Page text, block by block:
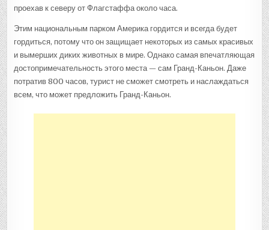
проехав к северу от Флагстаффа около часа.
Этим национальным парком Америка гордится и всегда будет
гордиться, потому что он защищает некоторых из самых красивых
и вымерших диких животных в мире. Однако самая впечатляющая
достопримечательность этого места — сам Гранд-Каньон. Даже
потратив 800 часов, турист не сможет смотреть и наслаждаться
всем, что может предложить Гранд-Каньон.